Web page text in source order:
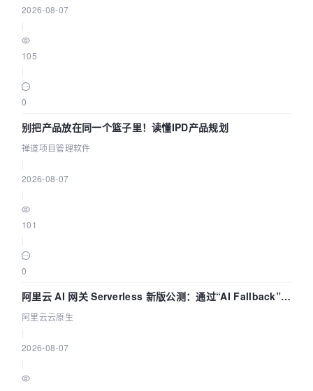
2026-08-07
105
0
别把产品放在同一个篮子里！读懂IPD产品规划
禅道项目管理软件
2026-08-07
101
0
阿里云 AI 网关 Serverless 新版公测：通过“AI Fallback”与
拓扑可视化构建 AI 流量治理底座
阿里云云原生
2026-08-07